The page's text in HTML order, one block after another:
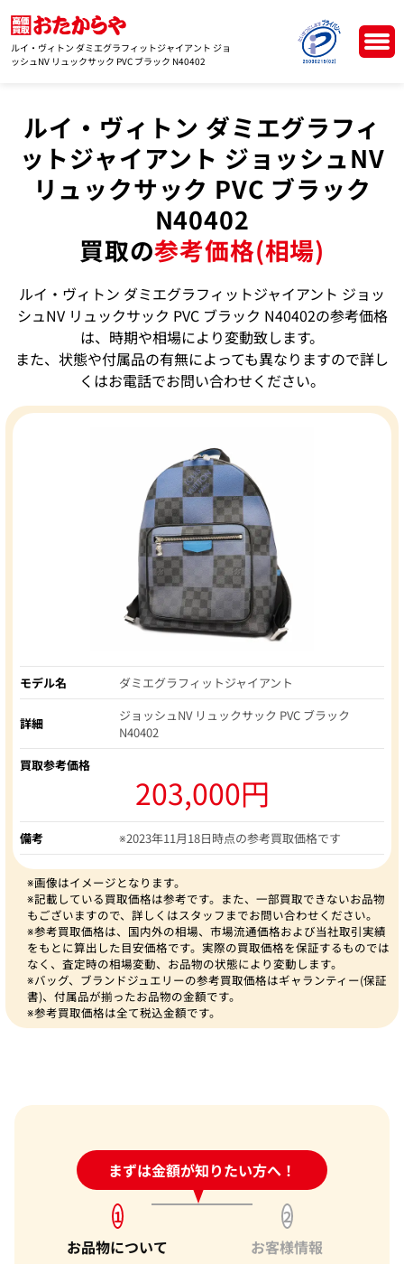
ルイ・ヴィトン ダミエグラフィットジャイアント ジョ
ッシュNV リュックサック PVC ブラック N40402
ルイ・ヴィトン ダミエグラフィ
ットジャイアント ジョッシュNV
リュックサック PVC ブラック
N40402
買取の参考価格(相場)
ルイ・ヴィトン ダミエグラフィットジャイアント ジョッ
シュNV リュックサック PVC ブラック N40402の参考価格
は、時期や相場により変動致します。
また、状態や付属品の有無によっても異なりますので詳し
くはお電話でお問い合わせください。
モデル名 ダミエグラフィットジャイアント
詳細
ジョッシュNV リュックサック PVC ブラック
N40402
買取参考価格
203,000円
備考 ※2023年11月18日時点の参考買取価格です
※画像はイメージとなります。
※記載している買取価格は参考です。また、一部買取できないお品物
もございますので、詳しくはスタッフまでお問い合わせください。
※参考買取価格は、国内外の相場、市場流通価格および当社取引実績
をもとに算出した目安価格です。実際の買取価格を保証するものでは
なく、査定時の相場変動、お品物の状態により変動します。
※バッグ、ブランドジュエリーの参考買取価格はギャランティー(保証
書)、付属品が揃ったお品物の金額です。
※参考買取価格は全て税込金額です。
まずは金額が知りたい方へ！
24時間受付中!問い合わせフォーム
1
お品物について
2
お客様情報